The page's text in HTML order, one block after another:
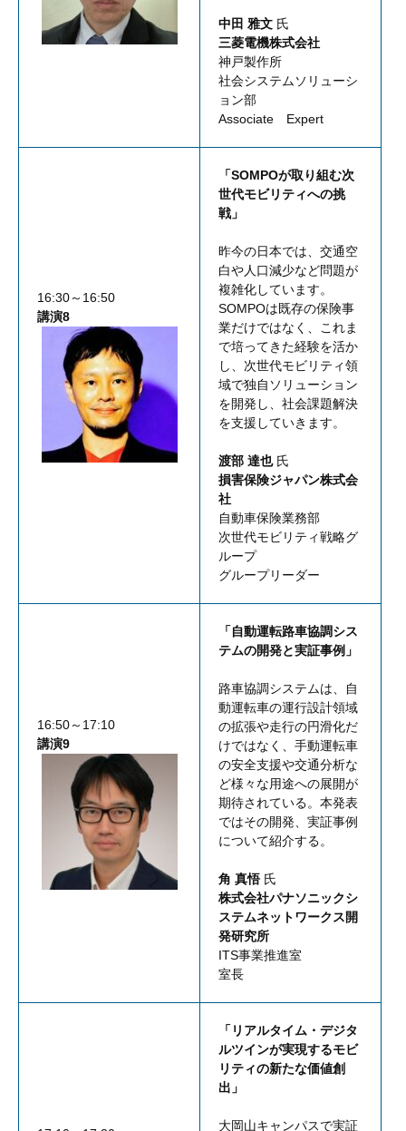
中田 雅文 氏
三菱電機株式会社
神戸製作所
社会システムソリューシ
ョン部
Associate Expert
16:30～16:50
講演8
「SOMPOが取り組む次
世代モビリティへの挑
戦」
昨今の日本では、交通空
白や人口減少など問題が
複雑化しています。
SOMPOは既存の保険事
業だけではなく、これま
で培ってきた経験を活か
し、次世代モビリティ領
域で独自ソリューション
を開発し、社会課題解決
を支援していきます。
渡部 達也氏
損害保険ジャパン株式会
社
自動車保険業務部
次世代モビリティ戦略グ
ループ
グループリーダー
16:50～17:10
講演9
「自動運転路車協調シス
テムの開発と実証事例」
路車協調システムは、自
動運転車の運行設計領域
の拡張や走行の円滑化だ
けではなく、手動運転車
の安全支援や交通分析な
ど様々な用途への展開が
期待されている。本発表
ではその開発、実証事例
について紹介する。
角 真悟 氏
株式会社パナソニックシ
ステムネットワークス開
発研究所
ITS事業推進室
室長
「リアルタイム・デジタ
ルツインが実現するモビ
リティの新たな価値創
出」
大岡山キャンパスで実証